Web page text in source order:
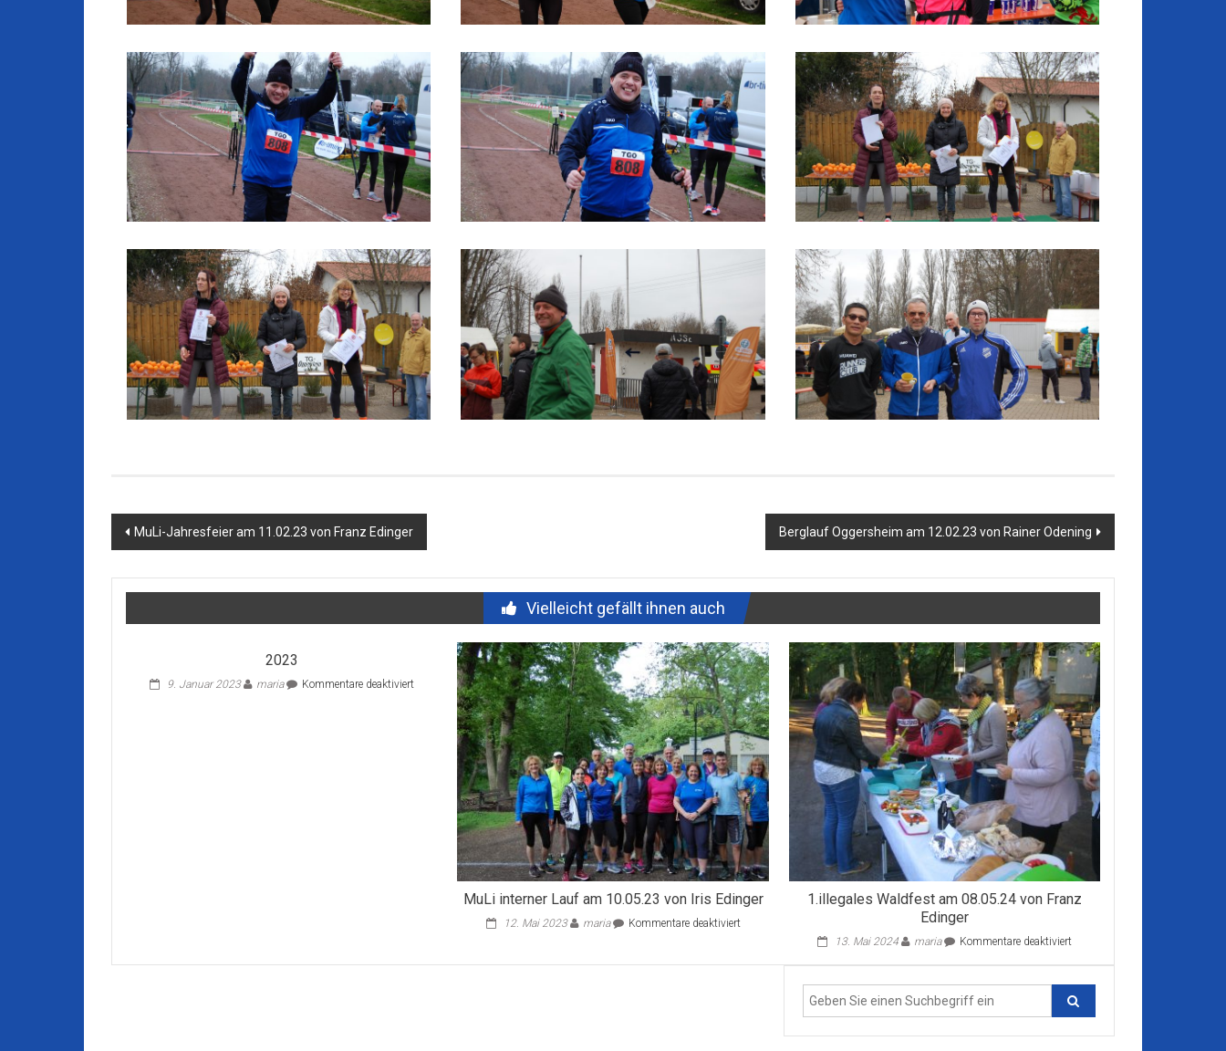
Beitragsnavigation
MuLi-Jahresfeier am 11.02.23 von Franz Edinger Berglauf Oggersheim am 12.02.23 von Rainer Odening
Vielleicht gefällt ihnen auch
2023
9. Januar 2023 maria Kommentare deaktiviertfür
MuLi interner Lauf am 10.05.23 von Iris Edinger
12. Mai 2023 maria Kommentare deaktiviertfür
1.illegales Waldfest am 08.05.24 von Franz
Edinger
13. Mai 2024 maria Kommentare deaktiviertfür
08.05.24
Franz